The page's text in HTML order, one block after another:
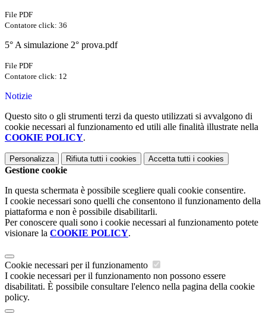
File PDF
Contatore click: 36
5° A simulazione 2° prova.pdf
File PDF
Contatore click: 12
Notizie
Questo sito o gli strumenti terzi da questo utilizzati si avvalgono di
cookie necessari al funzionamento ed utili alle finalità illustrate nella
COOKIE POLICY.
Personalizza Rifiuta tutti i cookies Accetta tutti i cookies
Gestione cookie
In questa schermata è possibile scegliere quali cookie consentire.
I cookie necessari sono quelli che consentono il funzionamento della
piattaforma e non è possibile disabilitarli.
Per conoscere quali sono i cookie necessari al funzionamento potete
visionare la COOKIE POLICY.
Cookie necessari per il funzionamento
I cookie necessari per il funzionamento non possono essere
disabilitati. È possibile consultare l'elenco nella pagina della cookie
policy.